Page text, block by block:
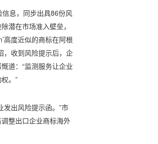
息，同步出具86份风
潜在市场准入壁垒，
高度近似的商标在阿根
，收到风险提示后，企
道：“监测服务让企业
。”
发出风险提示函。”市
整出口企业商标海外